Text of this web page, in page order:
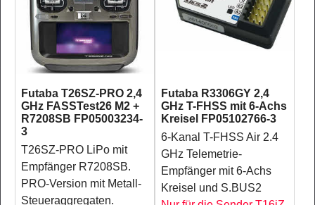
Futaba T26SZ-PRO 2,4
GHz FASSTest26 M2 +
R7208SB FP05003234-
3
T26SZ-PRO LiPo mit
Empfänger R7208SB.
PRO-Version mit Metall-
Steueraggregaten.
Futaba R3306GY 2,4
GHz T-FHSS mit 6-Achs
Kreisel FP05102766-3
6-Kanal T-FHSS Air 2.4
GHz Telemetrie-
Empfänger mit 6-Achs
Kreisel und S.BUS2